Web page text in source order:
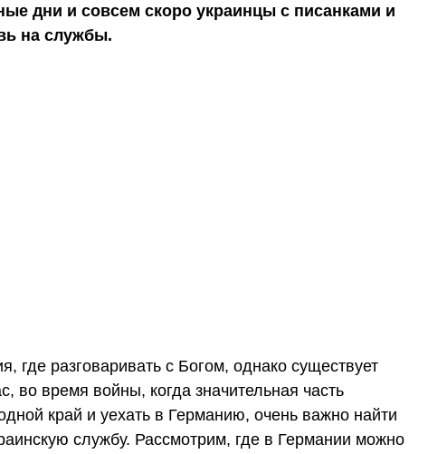
дни и совсем скоро украинцы с писанками и
на службы.
где разговаривать с Богом, однако существует
во время войны, когда значительная часть
край и уехать в Германию, очень важно найти
службу. Рассмотрим, где в Германии можно